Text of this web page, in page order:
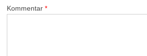
Kommentar *